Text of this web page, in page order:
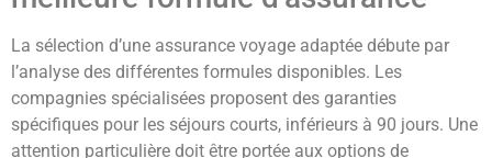
La sélection d’une assurance voyage adaptée débute par
l’analyse des différentes formules disponibles. Les
compagnies spécialisées proposent des garanties
spécifiques pour les séjours courts, inférieurs à 90 jours. Une
attention particulière doit être portée aux options de